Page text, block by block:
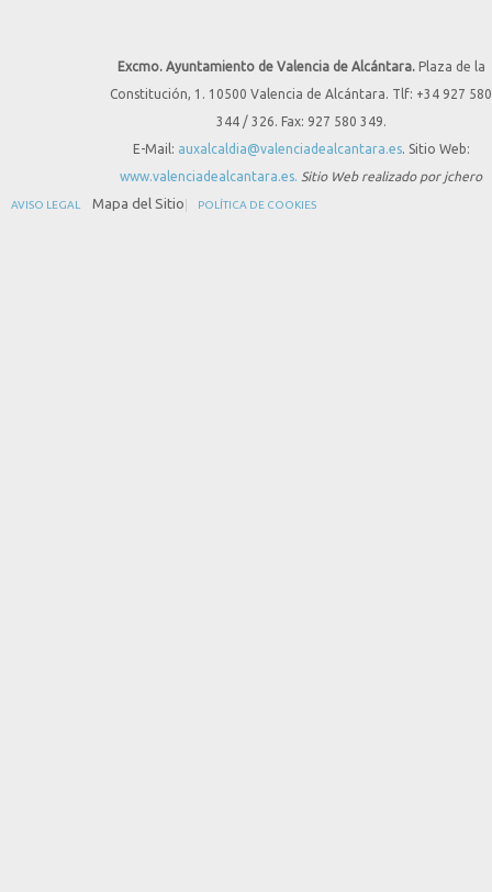
Excmo. Ayuntamiento de Valencia de Alcántara. Plaza de la
Constitución, 1. 10500 Valencia de Alcántara. Tlf: +34 927 580
344 / 326. Fax: 927 580 349.
E-Mail: auxalcaldia@valenciadealcantara.es. Sitio Web:
www.valenciadealcantara.es. Sitio Web realizado por jchero
AVISO LEGAL Mapa del Sitio POLÍTICA DE COOKIES